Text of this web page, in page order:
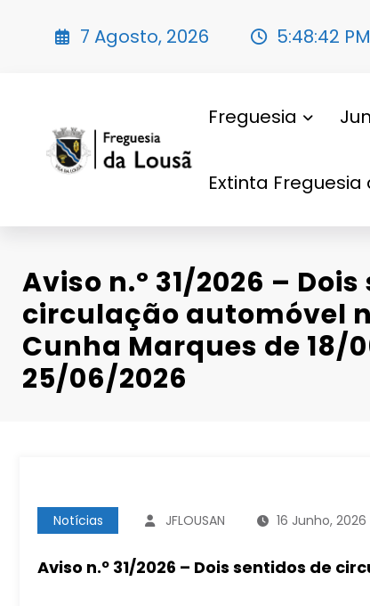
7 Agosto, 2026 5:48:43 PM
Freguesia
Extinta Freguesia
Aviso n.º 31/2026 –
circulação automóvel
Cunha Marques de 18/
25/06/2026
Notícias JFLOUSAN 16 Junho, 2026
Aviso n.º 31/2026 – Dois sentidos de